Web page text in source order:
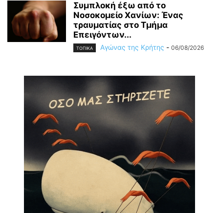
Συμπλοκή έξω από το
Νοσοκομείο Χανίων: Ένας
τραυματίας στο Τμήμα
Επειγόντων...
ΤΟΠΙΚΑ Αγώνας της Κρήτης - 06/08/2026